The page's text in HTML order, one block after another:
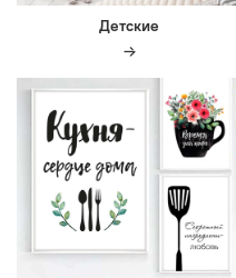
Детские